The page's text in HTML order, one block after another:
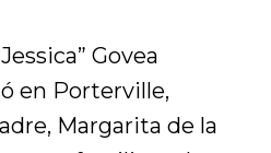
Govea
en Porterville,
Margarita de la